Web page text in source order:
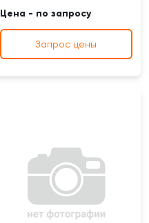
Цена - по запросу
Запрос цены